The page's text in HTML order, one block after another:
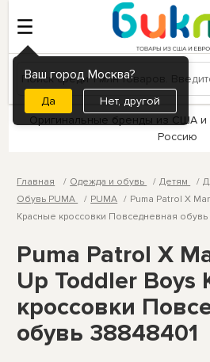
Ваш город Москва?
Нет, другой
Оригинальные бренды из США и
Россию
Главная Одежда и обувь Детям
Обувь PUMA
PUMA
Puma Patrol X
Красные кроссовки Повседневная обувь
Puma Patrol X
Up Toddler Boys
кроссовки
обувь 38848401